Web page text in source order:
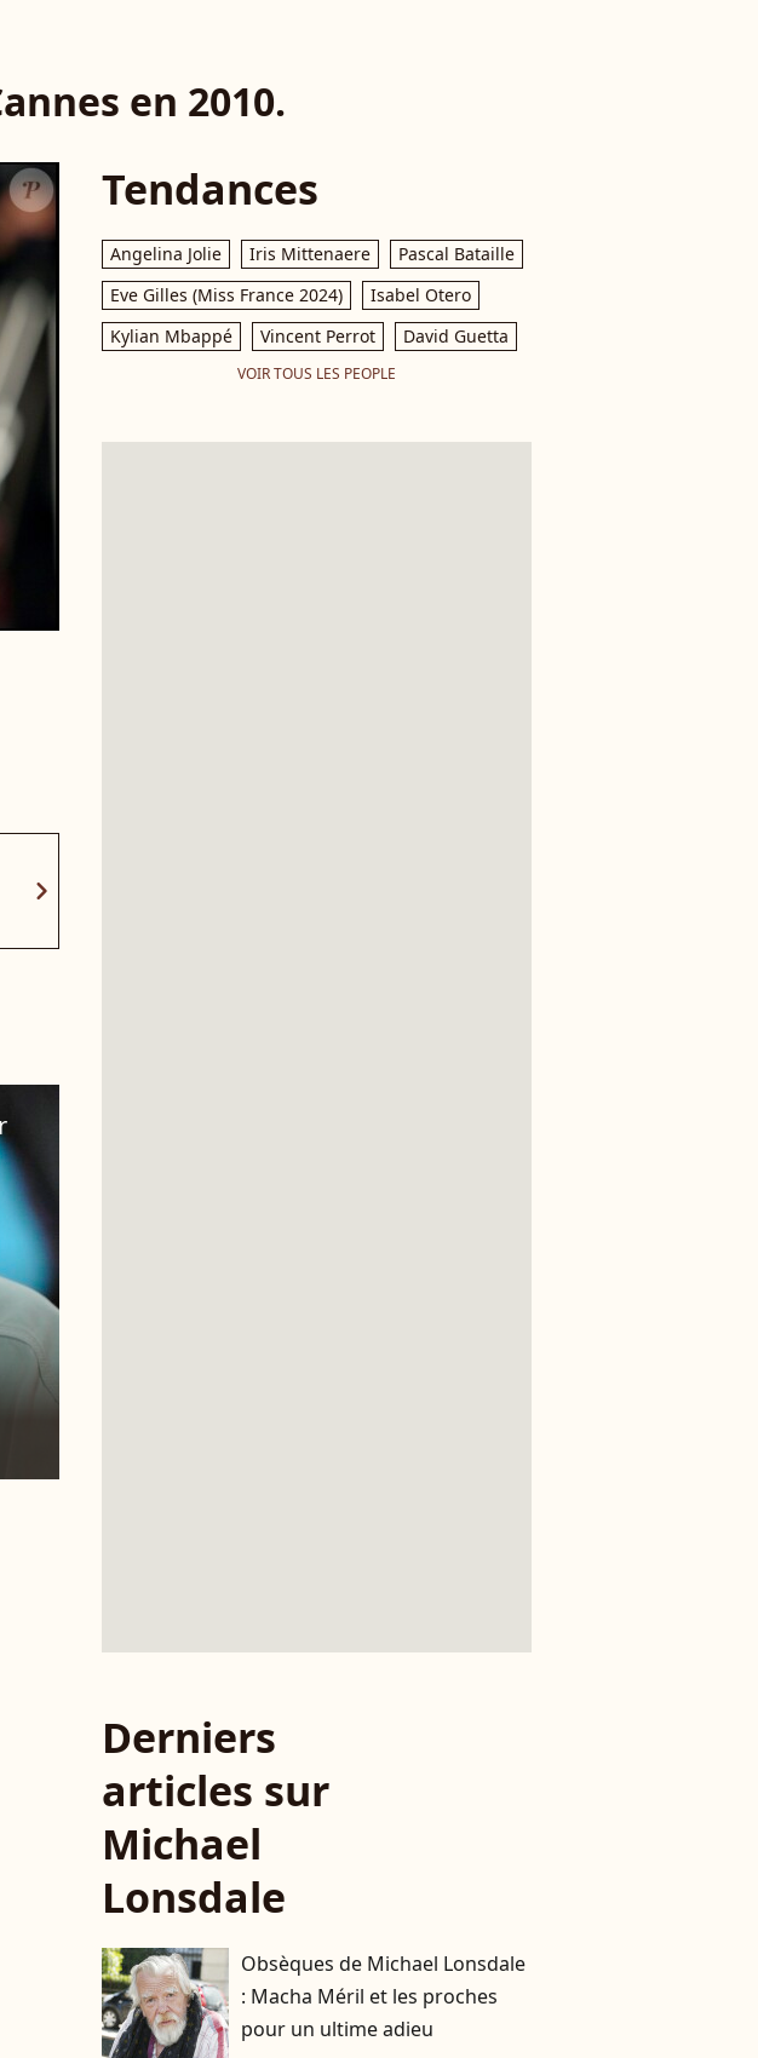
en 2010.
chevron_right
Tendances
Angelina Jolie Iris Mittenaere
Pascal Bataille
Eve Gilles (Miss France 2024)
Isabel Otero
Kylian Mbappé
Vincent Perrot David Guetta
VOIR TOUS LES PEOPLE
Derniers
articles sur
Michael
Lonsdale
Obsèques de Michael Lonsdale
: Macha Méril et les proches
pour un ultime adieu